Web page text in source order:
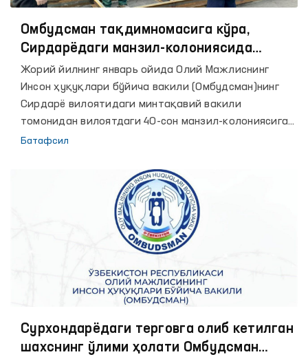
Омбудсман тақдимномасига кўра,
Сирдарёдаги манзил-колониясида
сақланаётган маҳкумларнинг меҳнат
шароитлари яхшиланди
Жорий йилнинг январь ойида Олий Мажлиснинг
Инсон ҳуқуқлари бўйича вакили (Омбудсман)нинг
Сирдарё вилоятидаги минтақавий вакили
томонидан вилоятдаги 40-сон манзил-колониясига
амалга оширилган мониторинг ташрифларида
чиқариш объектларида маҳкумлар учун ажратилган
ювиниш хоналаридаги вазият, овқатланиш
шароитларининг санитария-гигиена талабларига
мувофиқлиги юзасидан Омбудсман тақдимномаси
Батафсил
Сурxондарёдаги терговга олиб кетилган
шахснинг ўлими ҳолати Омбудсман